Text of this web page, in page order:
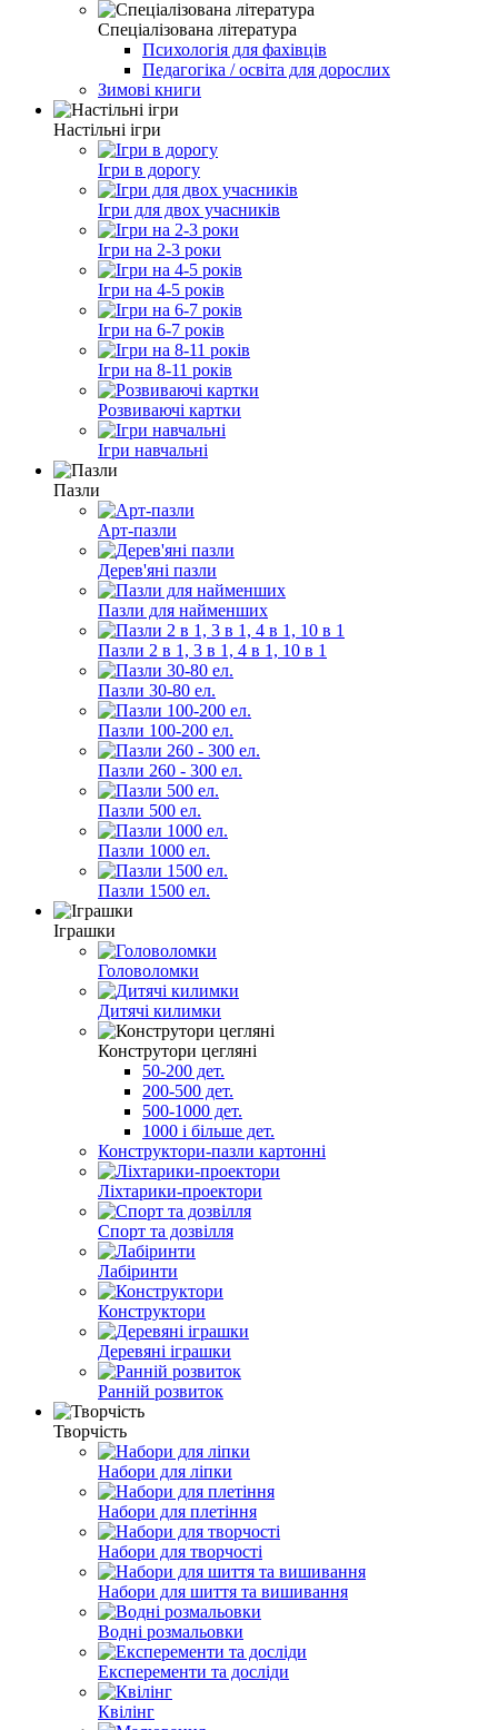
Спеціалізована література
Психологія для фахівців
Педагогіка / освіта для дорослих
Зимові книги
Настільні ігри
Ігри в дорогу
Ігри для двох учасників
Ігри на 2-3 роки
Ігри на 4-5 років
Ігри на 6-7 років
Ігри на 8-11 років
Розвиваючі картки
Ігри навчальні
Пазли
Арт-пазли
Дерев'яні пазли
Пазли для найменших
Пазли 2 в 1, 3 в 1, 4 в 1, 10 в 1
Пазли 30-80 ел.
Пазли 100-200 ел.
Пазли 260 - 300 ел.
Пазли 500 ел.
Пазли 1000 ел.
Пазли 1500 ел.
Іграшки
Головоломки
Дитячі килимки
Конструтори цегляні
50-200 дет.
200-500 дет.
500-1000 дет.
1000 і більше дет.
Конструктори-пазли картонні
Ліхтарики-проектори
Спорт та дозвілля
Лабіринти
Конструктори
Деревяні іграшки
Ранній розвиток
Творчість
Набори для ліпки
Набори для плетіння
Набори для творчості
Набори для шиття та вишивання
Водні розмальовки
Експеременти та досліди
Квілінг